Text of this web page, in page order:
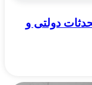
دولتی و